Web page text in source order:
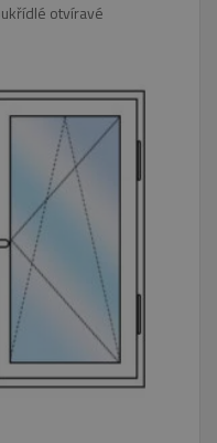
otvíravé